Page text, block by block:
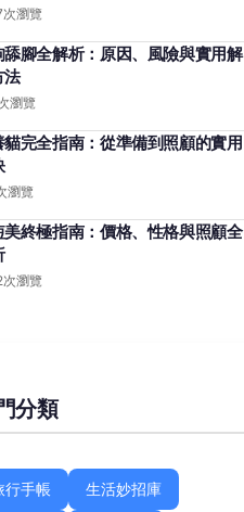
瀏覽
舔腳全解析：原因、風險與實用解
法
瀏覽
貓完全指南：從準備到照顧的實用
瀏覽
美終極指南：價格、性格與照顧全
瀏覽
分類
行手帳 生活妙招庫